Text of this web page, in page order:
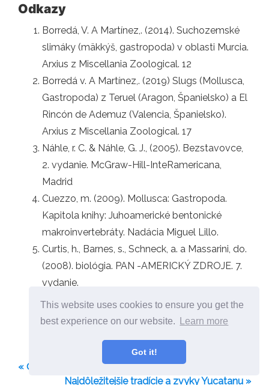
This website uses cookies to ensure you get the
best experience on our website.
Learn more
Got it!
Odkazy
Borredá, V. A Martínez,. (2014). Suchozemské
slimáky (mäkkýš, gastropoda) v oblasti Murcia.
Arxius z Miscellania Zoological. 12
Borredá v. A Martínez,. (2019) Slugs (Mollusca,
Gastropoda) z Teruel (Aragon, Španielsko) a El
Rincón de Ademuz (Valencia, Španielsko).
Arxius z Miscellania Zoological. 17
Náhle, r. C. & Náhle, G. J., (2005). Bezstavovce,
2. vydanie. McGraw-Hill-InteRamericana,
Madrid
Cuezzo, m. (2009). Mollusca: Gastropoda.
Kapitola knihy: Juhoamerické bentonické
makroinvertebráty. Nadácia Miguel Lillo.
Curtis, h., Barnes, s., Schneck, a. a Massarini, do.
(2008). biológia. PAN -AMERICKÝ ZDROJE. 7.
vydanie.
Hickman, C. P., Roberts, L. Siež., Larson, a., Ober,
w. C., & Garrison, C. (2001). Integrovaný profil
« Čo je orografický dážď?
Najdôležitejšie tradície a zvyky Yucatanu »